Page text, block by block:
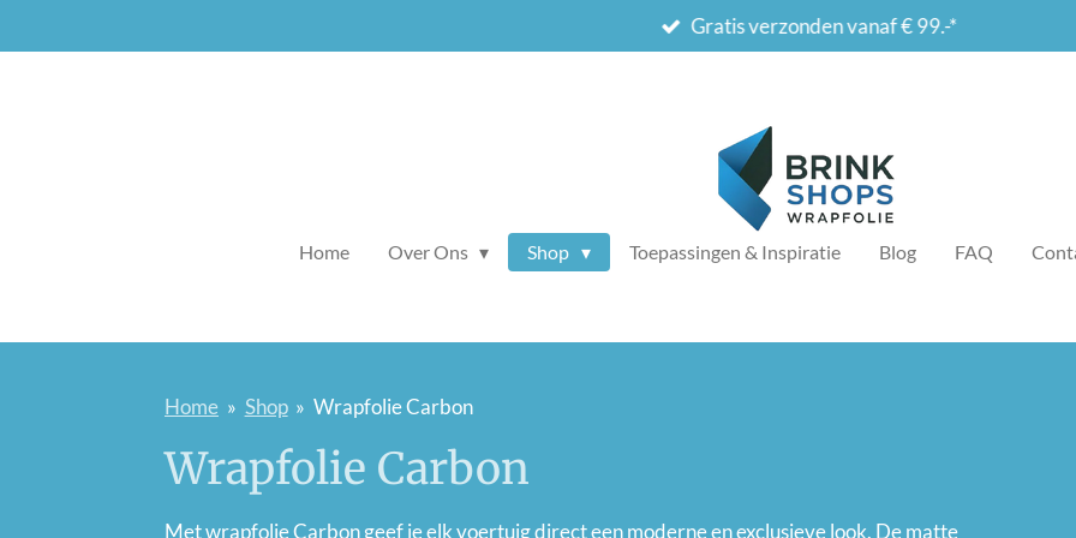
direct
Gratis verzonden vanaf € 99.-*
Home Over Ons Shop Toepassingen & Inspiratie Blog FAQ
Home » Shop » Wrapfolie Carbon
Wrapfolie Carbon
Met wrapfolie Carbon geef je elk voertuig direct een moderne en exclusieve look. De matte